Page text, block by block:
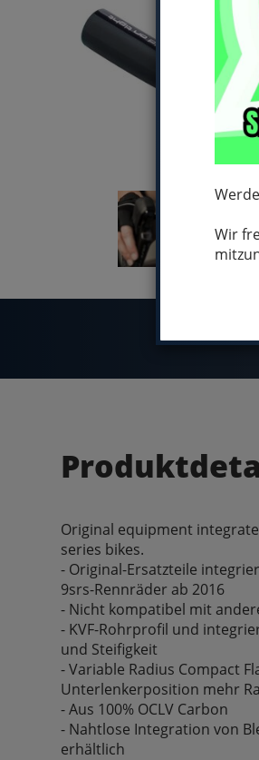
Wir
Original equipment
series bikes.
- Original-Ersatzteile
9srs-Rennräder ab 2016
- Nicht kompatibel mit
- KVF-Rohrprofil und
und Steifigkeit
- Variable Radius Compact
Unterlenkerposition mehr
- Aus 100% OCLV Carbon
- Nahtlose Integration von
erhältlich